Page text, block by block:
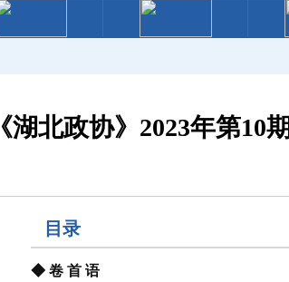
《湖北政协》2023年第10期
目录
◆ 卷 首 语